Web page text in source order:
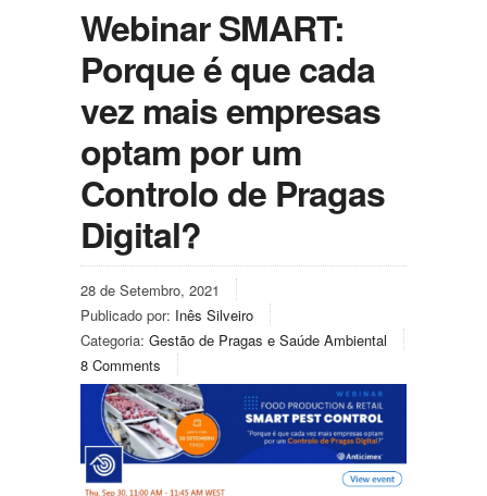
Webinar SMART:
Porque é que cada
vez mais empresas
optam por um
Controlo de Pragas
Digital?
28 de Setembro, 2021
Publicado por: Inês Silveiro
Categoria: Gestão de Pragas e Saúde Ambiental
8 Comments